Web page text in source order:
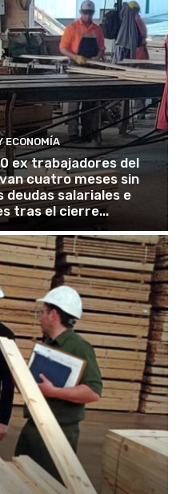
ECONOMÍA
ex trabajadores del
cuatro meses sin
deudas salariales e
tras el cierre...